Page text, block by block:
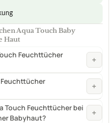
Aqua Touch Baby
Haut
Feuchttücher
+
+
Touch Feuchttücher bei
Babyhaut?
+